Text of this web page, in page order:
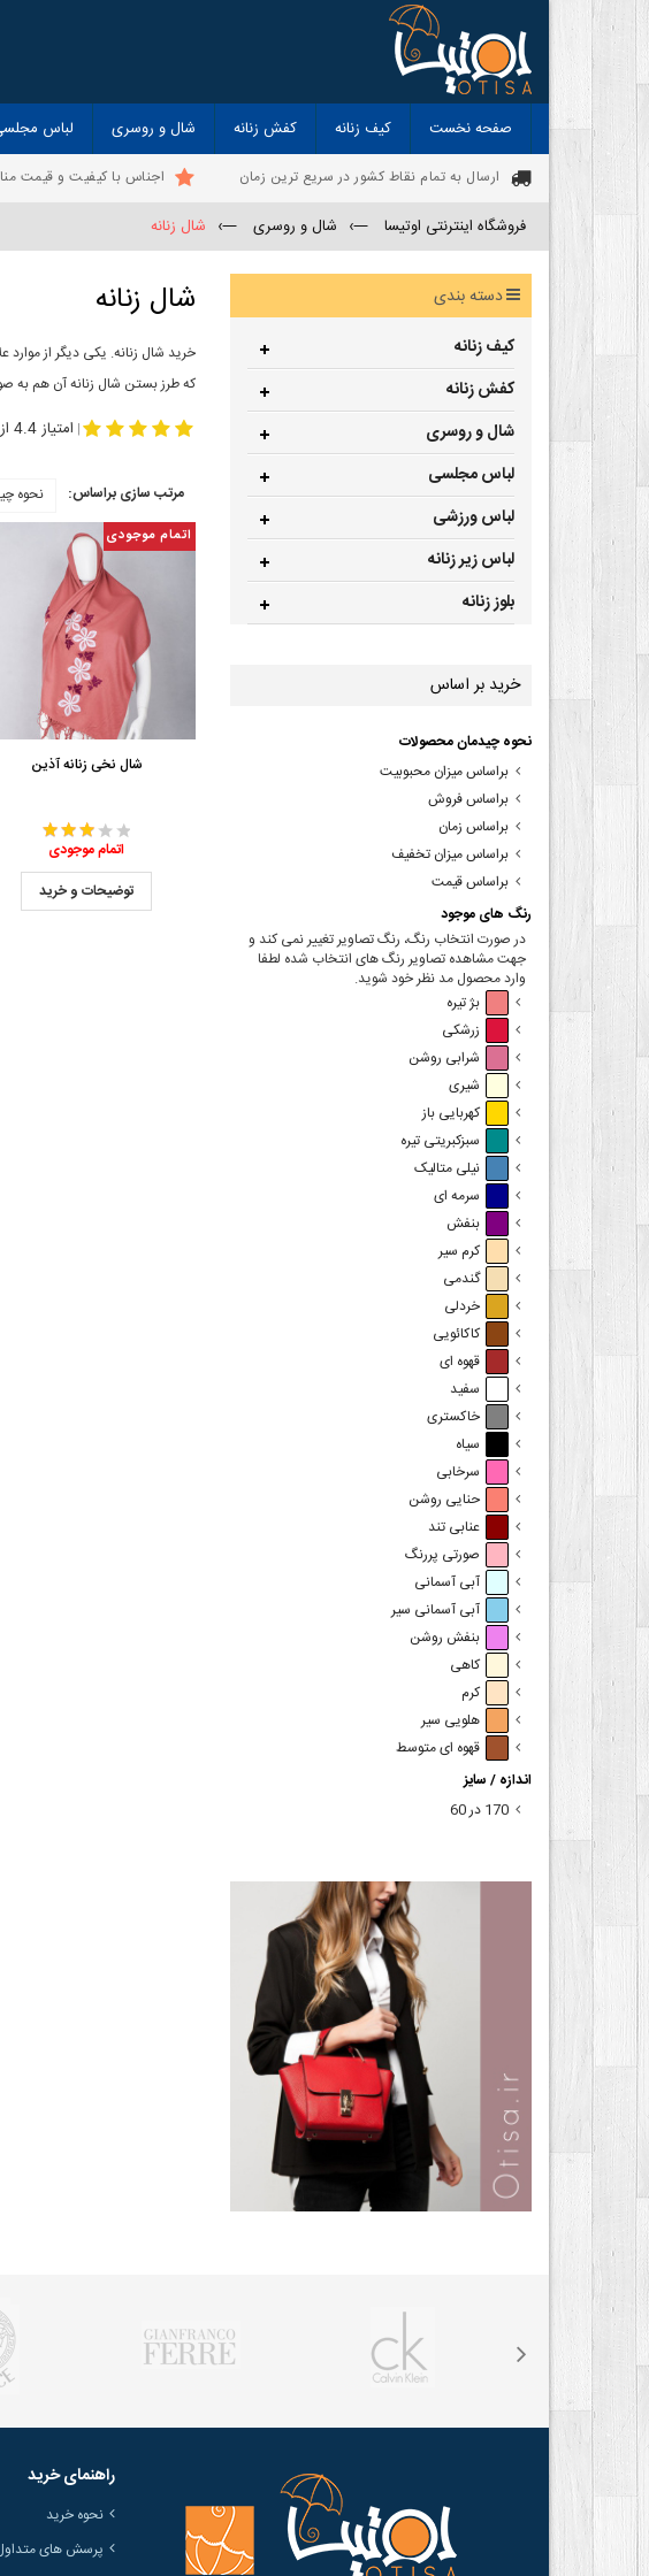
صفحه نخست کیف زنانه کفش زنانه شال و روسری لباس
ارسال به تمام نقاط کشور در سریع ترین زمان اجناس با کیفیت و قیمت
فروشگاه اینترنتی اوتیسا —› شال و روسری —› شال زنانه
شال زنانه
خرید شال زنانه. یکی دیگر از
که طرز بستن شال زنانه آن هم به
| امتیاز 4.4 از 5
مرتب سازی براساس: نحوه
اتمام موجودی
شال نخی زنانه آذین
اتمام موجودی
توضیحات و خرید
دسته بندی
کیف زنانه
کفش زنانه
شال و روسری
لباس مجلسی
لباس ورزشی
لباس زیر زنانه
بلوز زنانه
خرید بر اساس
نحوه چیدمان محصولات
براساس میزان محبوبیت
براساس فروش
براساس زمان
براساس میزان تخفیف
براساس قیمت
رنگ های موجود
در صورت انتخاب رنگ، رنگ تصاویر تغییر نمی کند و
جهت مشاهده تصاویر رنگ های انتخاب شده لطفا
وارد محصول مد نظر خود شوید.
بژ تیره
زرشکی
شرابی روشن
شیری
کهربایی باز
سبزکبریتی تیره
نیلی متالیک
سرمه ای
بنفش
کرم سیر
گندمی
خردلی
کاکائویی
قهوه ای
سفید
خاکستری
سیاه
سرخابی
حنایی روشن
عنابی تند
صورتی پررنگ
آبی آسمانی
آبی آسمانی سیر
بنفش روشن
کاهی
کرم
هلویی سیر
قهوه ای متوسط
اندازه / سایز
170 در 60
راهنمای خرید
نحوه خرید
پرسش های